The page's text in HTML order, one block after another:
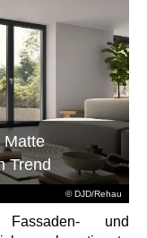
© DJD/Rehau
Matte
Trend
und